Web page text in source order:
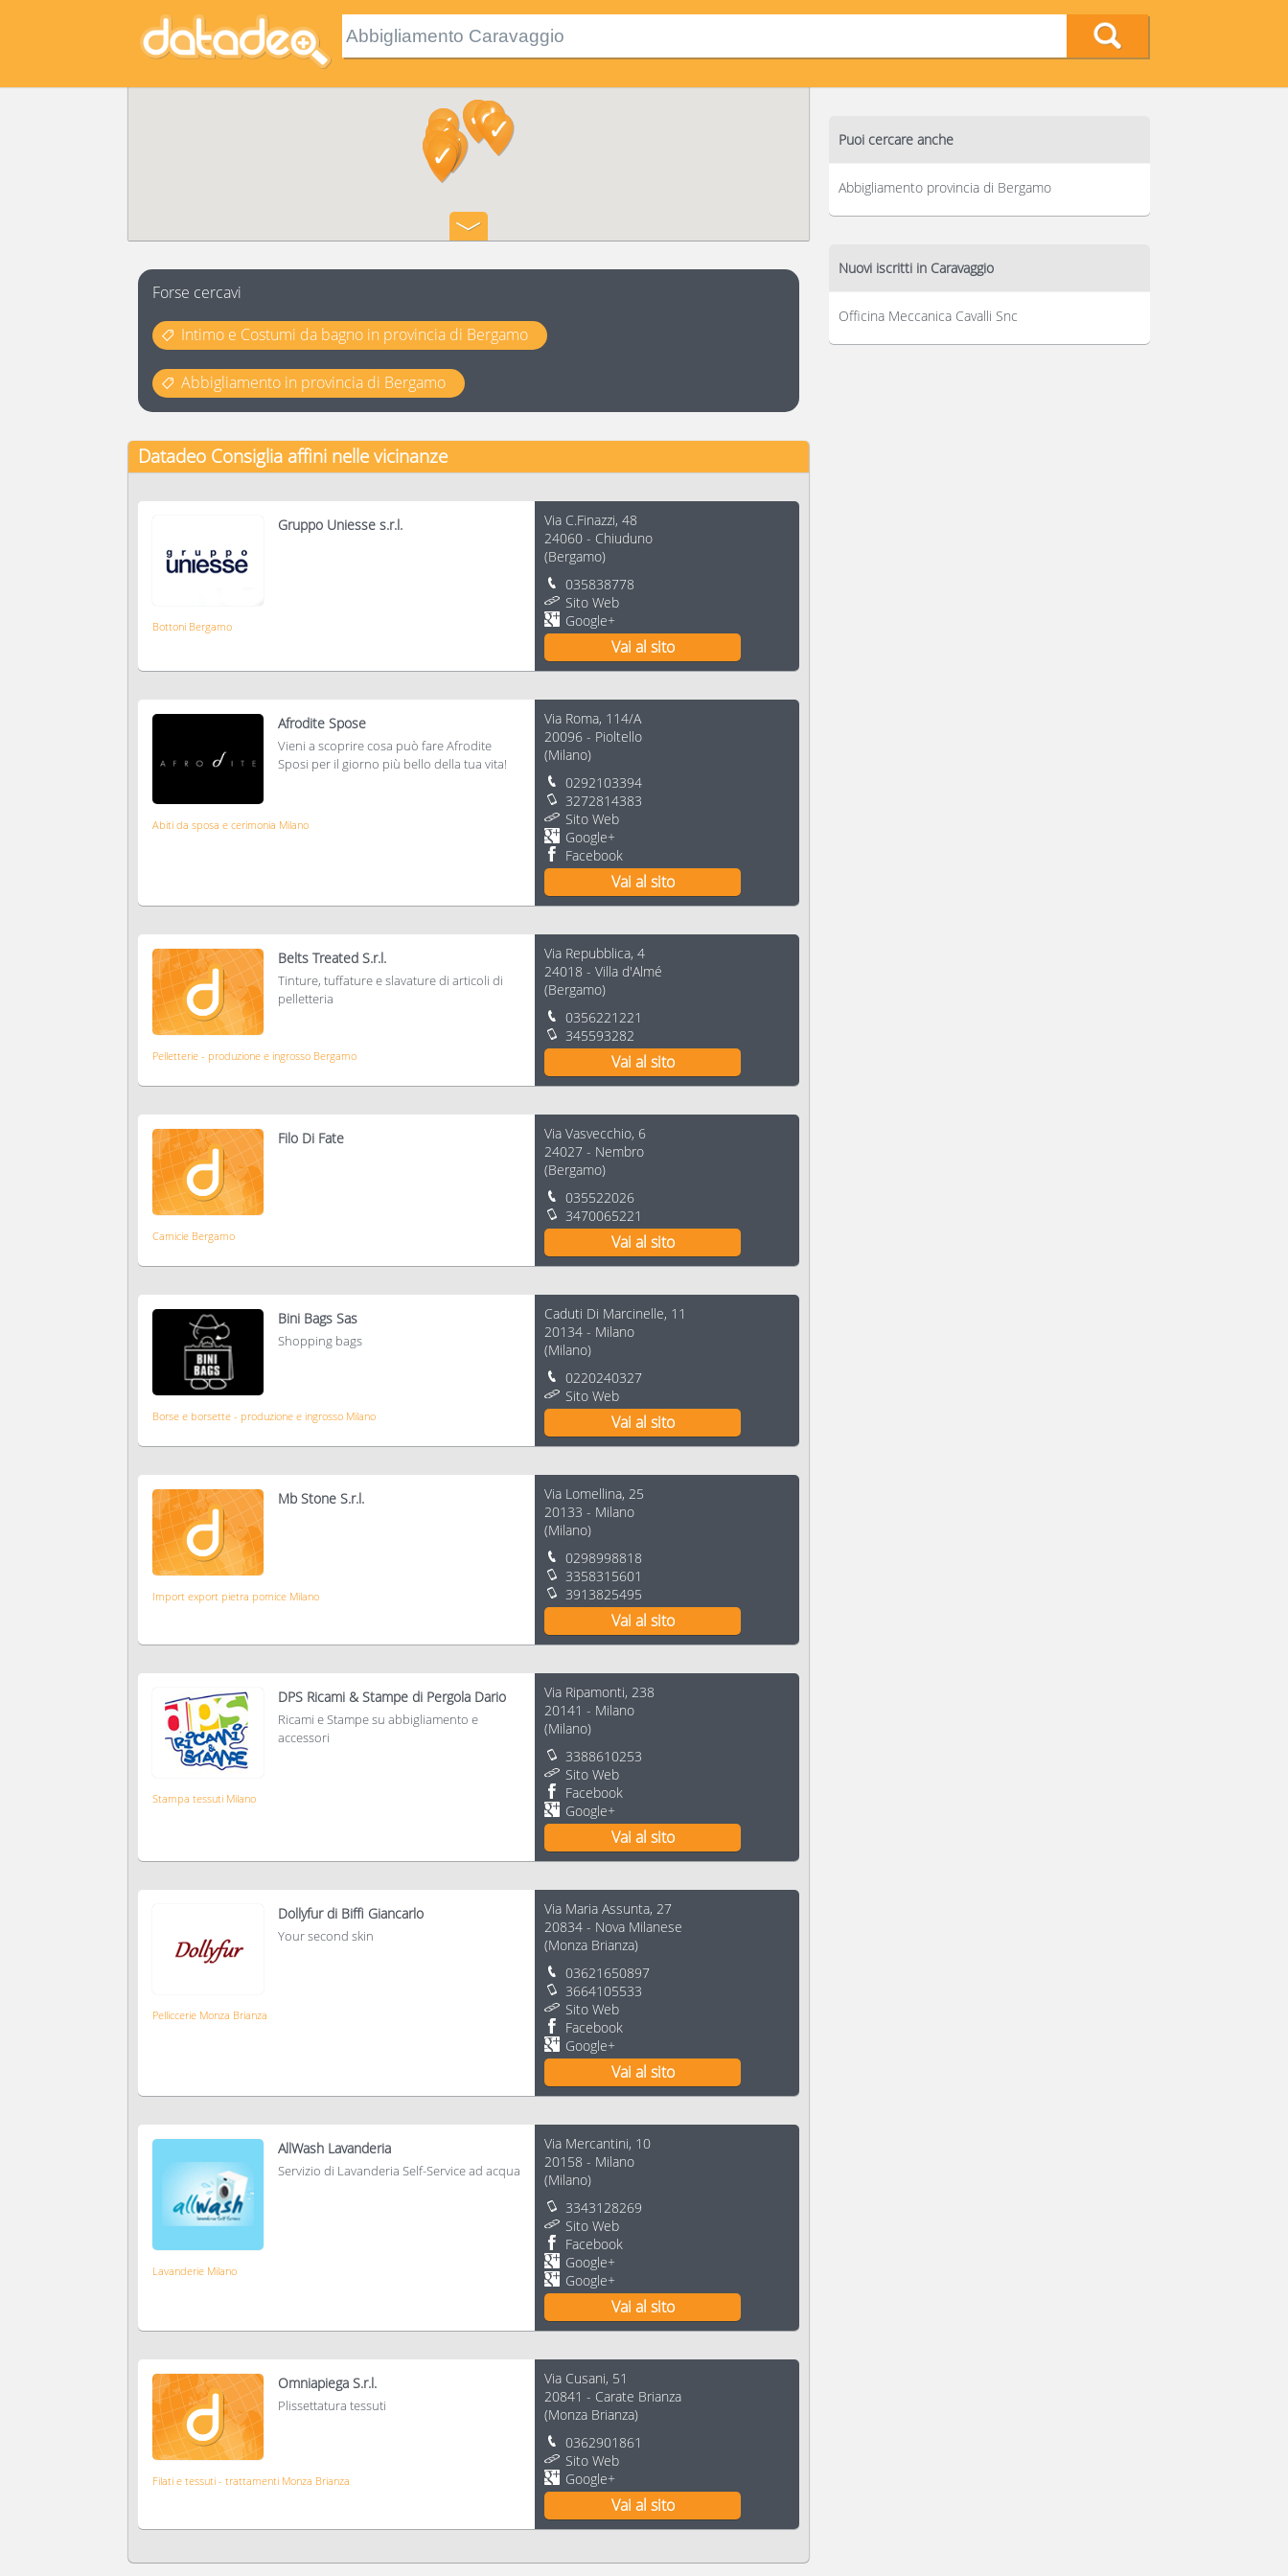
Forse cercavi
Intimo e Costumi da bagno in provincia di Bergamo
Abbigliamento in provincia di Bergamo
Datadeo Consiglia affini nelle vicinanze
Gruppo Uniesse s.r.l.
Bottoni Bergamo
Via C.Finazzi, 48
24060 - Chiuduno
(Bergamo)
035838778
Sito Web
Google+
Vai al sito
Afrodite Spose
Vieni a scoprire cosa può fare Afrodite
Sposi per il giorno più bello della tua vita!
Abiti da sposa e cerimonia Milano
Via Roma, 114/A
20096 - Pioltello
(Milano)
0292103394
3272814383
Sito Web
Google+
Facebook
Vai al sito
Belts Treated S.r.l.
Tinture, tuffature e slavature di articoli di
pelletteria
Pelletterie - produzione e ingrosso Bergamo
Via Repubblica, 4
24018 -Villa d'Almé
(Bergamo)
0356221221
345593282
Vai al sito
Filo Di Fate
Camicie Bergamo
Via Vasvecchio, 6
24027 - Nembro
(Bergamo)
035522026
3470065221
Vai al sito
Bini Bags Sas
Shopping bags
Borse e borsette - produzione e ingrosso Milano
Caduti Di Marcinelle, 11
20134 - Milano
(Milano)
0220240327
Sito Web
Vai al sito
Mb Stone S.r.l.
Import export pietra pomice Milano
Via Lomellina, 25
20133 - Milano
(Milano)
0298998818
3358315601
3913825495
Vai al sito
DPS Ricami & Stampe di Pergola Dario
Ricami e Stampe su abbigliamento e
accessori
Stampa tessuti Milano
Via Ripamonti, 238
20141 - Milano
(Milano)
3388610253
Sito Web
Facebook
Google+
Vai al sito
Dollyfur di Biffi Giancarlo
Your second skin
Pelliccerie Monza Brianza
Via Maria Assunta, 27
20834 - Nova Milanese
(Monza Brianza)
03621650897
3664105533
Sito Web
Facebook
Google+
Vai al sito
AllWash Lavanderia
Servizio di Lavanderia Self-Service ad acqua
Lavanderie Milano
Via Mercantini, 10
20158 - Milano
(Milano)
3343128269
Sito Web
Facebook
Google+
Google+
Vai al sito
Omniapiega S.r.l.
Plissettatura tessuti
Filati e tessuti - trattamenti Monza Brianza
Via Cusani, 51
20841 - Carate Brianza
(Monza Brianza)
0362901861
Sito Web
Google+
Vai al sito
Puoi cercare anche
Abbigliamento provincia di Bergamo
Nuovi iscritti in Caravaggio
Officina Meccanica Cavalli Snc